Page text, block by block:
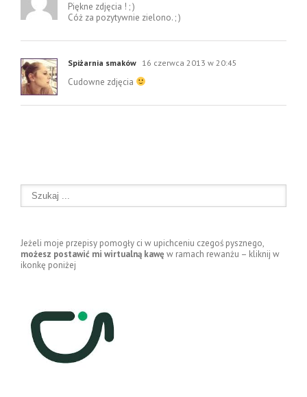
Piękne zdjęcia ! ; )
Cóż za pozytywnie zielono. ; )
Spiżarnia smaków 16 czerwca 2013 w 20:45
Cudowne zdjęcia
Jeżeli moje przepisy pomogły ci w upichceniu czegoś pysznego,
możesz postawić mi wirtualną kawę w ramach rewanżu – kliknij w
ikonkę poniżej